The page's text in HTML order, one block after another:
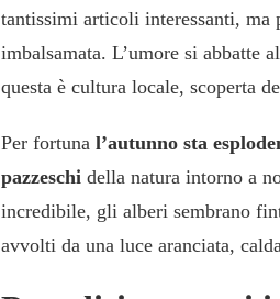
tantissimi articoli interessanti, ma
imbalsamata. L’umore si abbatte
questa è cultura locale, scoperta
Per fortuna l’autunno sta
pazzeschi della natura intorno a
incredibile, gli alberi sembrano
avvolti da una luce aranciata,